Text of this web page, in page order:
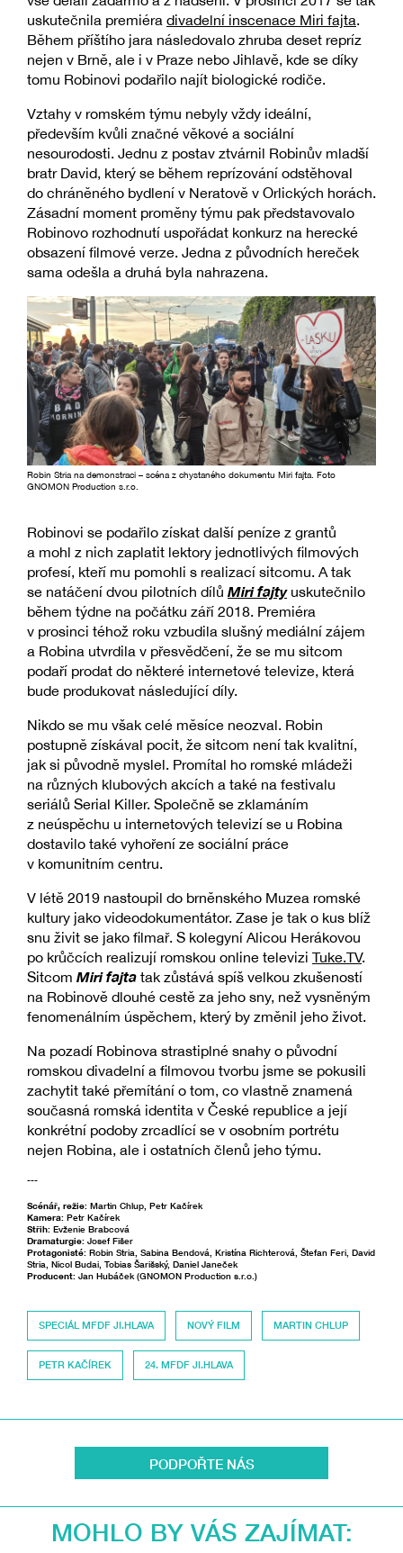
uskutečnila premiéra divadelní inscenace Miri fajta.
Během příštího jara následovalo zhruba deset repríz
nejen v Brně, ale i v Praze nebo Jihlavě, kde se díky
tomu Robinovi podařilo najít biologické rodiče.
Vztahy v romském týmu nebyly vždy ideální,
především kvůli značné věkové a sociální
nesourodosti. Jednu z postav ztvárnil Robinův mladší
bratr David, který se během reprízování odstěhoval
do chráněného bydlení v Neratově v Orlických horách.
Zásadní moment proměny týmu pak představovalo
Robinovo rozhodnutí uspořádat konkurz na herecké
obsazení filmové verze. Jedna z původních hereček
sama odešla a druhá byla nahrazena.
Robin Stria na demonstraci – scéna z chystaného dokumentu Miri fajta. Foto
GNOMON Production s.r.o.
Robinovi se podařilo získat další peníze z grantů
a mohl z nich zaplatit lektory jednotlivých filmových
profesí, kteří mu pomohli s realizací sitcomu. A tak
se natáčení dvou pilotních dílů Miri fajtyuskutečnilo
během týdne na počátku září 2018. Premiéra
v prosinci téhož roku vzbudila slušný mediální zájem
a Robina utvrdila v přesvědčení, že se mu sitcom
podaří prodat do některé internetové televize, která
bude produkovat následující díly.
Nikdo se mu však celé měsíce neozval. Robin
postupně získával pocit, že sitcom není tak kvalitní,
jak si původně myslel. Promítal ho romské mládeži
na různých klubových akcích a také na festivalu
seriálů Serial Killer. Společně se zklamáním
z neúspěchu u internetových televizí se u Robina
dostavilo také vyhoření ze sociální práce
v komunitním centru.
V létě 2019 nastoupil do brněnského Muzea romské
kultury jako videodokumentátor. Zase je tak o kus blíž
snu živit se jako filmař. S kolegyní Alicou Herákovou
po krůčcích realizují romskou online televizi Tuke.TV.
Sitcom Miri fajta tak zůstává spíš velkou zkušeností
na Robinově dlouhé cestě za jeho sny, než vysněným
fenomenálním úspěchem, který by změnil jeho život.
Na pozadí Robinova strastiplné snahy o původní
romskou divadelní a filmovou tvorbu jsme se pokusili
zachytit také přemítání o tom, co vlastně znamená
současná romská identita v České republice a její
konkrétní podoby zrcadlící se v osobním portrétu
nejen Robina, ale i ostatních členů jeho týmu.
---
Scénář, režie: Martin Chlup, Petr Kačírek
Kamera: Petr Kačírek
Střih: Evženie Brabcová
Dramaturgie: Josef Fišer
Protagonisté: Robin Stria, Sabina Bendová, Kristína Richterová, Štefan Feri, David
Stria, Nicol Budai, Tobias Šarišský, Daniel Janeček
Producent: Jan Hubáček (GNOMON Production s.r.o.)
SPECIÁL MFDF JI.HLAVA NOVÝ FILM MARTIN CHLUP
PETR KAČÍREK 24. MFDF JI.HLAVA
PODPOŘTE NÁS
MOHLO BY VÁS ZAJÍMAT: